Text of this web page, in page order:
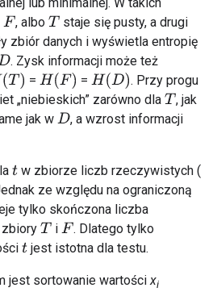
F , albo T staje się pusty, a drugi
zbiór danych i wyświetla entropię
. Zysk informacji może też
T) = H(F ) = H(D )
. Przy progu
„niebieskich” zarówno dla T , jak
jak w D , a wzrost informacji
t w zbiorze liczb rzeczywistych (
ze względu na ograniczoną
tylko skończona liczba
zbioryT i F . Dlatego tylko
t jest istotna dla testu.
jest sortowanie wartości xi